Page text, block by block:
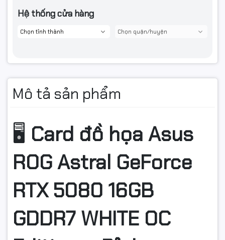
Hệ thống cửa hàng
Mô tả sản phẩm
🖥️ Card đồ họa Asus
ROG Astral GeForce
RTX 5080 16GB
GDDR7 WHITE OC